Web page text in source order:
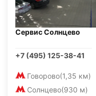
Сервис Солнцево
+7 (495) 125-38-41
Говорово(1,35 км)
Солнцево(930 м)